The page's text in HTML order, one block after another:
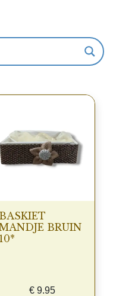
BASKIET
BRUIN
10*
€9.95